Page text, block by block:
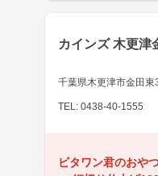
カインズ 木更津
千葉県木更津市金田東
TEL: 0438-40-1555
ビタワン君のおや